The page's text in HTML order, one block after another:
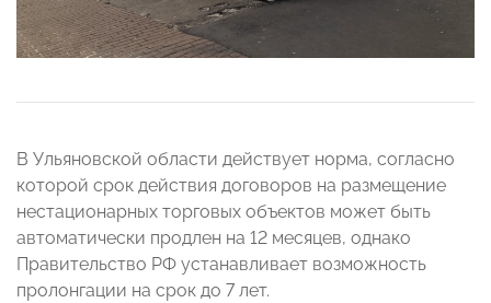
В Ульяновской области действует норма, согласно
которой срок действия договоров на размещение
нестационарных торговых объектов может быть
автоматически продлен на 12 месяцев, однако
Правительство РФ устанавливает возможность
пролонгации на срок до 7 лет.